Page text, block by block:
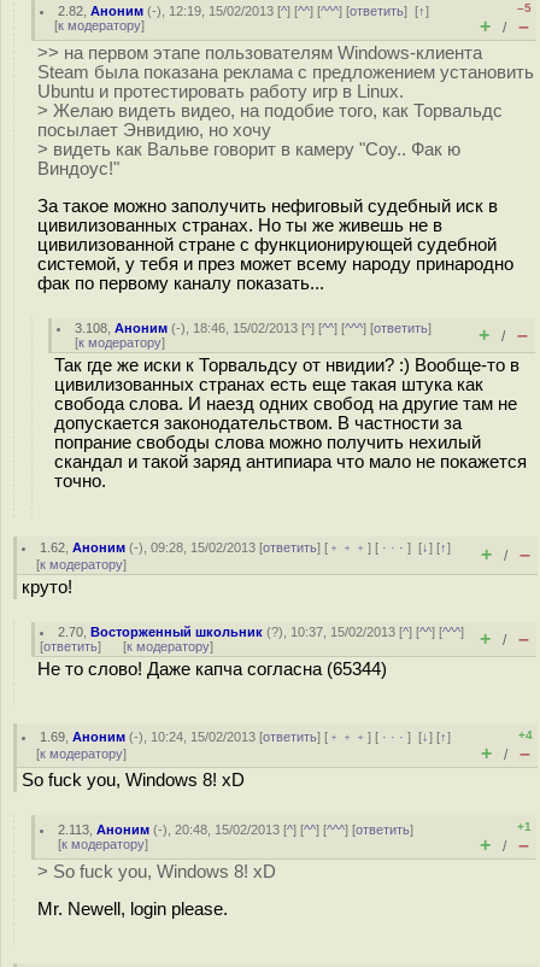
2.82 ,Аноним (-), 12:19, 15/02/2013 [^] [^^] [^^^] [ответить][↑]
[к модератору]
–5
+ / –
>> на первом этапе пользователям Windows-клиента
Steam была показана реклама с предложением установить
Ubuntu и протестировать работу игр в Linux.
> Желаю видеть видео, на подобие того, как Торвальдс
посылает Энвидию, но хочу
> видеть как Вальве говорит в камеру "Соу.. Фак ю
Виндоус!"
За такое можно заполучить нефиговый судебный иск в
цивилизованных странах. Но ты же живешь не в
цивилизованной стране с функционирующей судебной
системой, у тебя и през может всему народу принародно
фак по первому каналу показать...
3.108 ,Аноним (-), 18:46, 15/02/2013 [^] [^^] [^^^] [ответить]
[к модератору] + / –
Так где же иски к Торвальдсу от нвидии? :) Вообще-то в
цивилизованных странах есть еще такая штука как
свобода слова. И наезд одних свобод на другие там не
допускается законодательством. В частности за
попрание свободы слова можно получить нехилый
скандал и такой заряд антипиара что мало не покажется
точно.
1.62 ,Аноним (-), 09:28, 15/02/2013 [ответить] [ ﹢﹢﹢] [ · · ·][↓] [↑]
[к модератору] + / –
круто!
2.70 ,Восторженный школьник (?), 10:37, 15/02/2013 [^] [^^] [^^^]
[ответить] [к модератору] + / –
Не то слово! Даже капча согласна (65344)
1.69 ,Аноним (-), 10:24, 15/02/2013 [ответить] [ ﹢﹢﹢] [ · · ·][↓] [↑]
[к модератору]
+4
+ / –
So fuck you, Windows 8! xD
2.113 ,Аноним (-), 20:48, 15/02/2013 [^] [^^] [^^^] [ответить]
[к модератору]
+1
+ / –
> So fuck you, Windows 8! xD
Mr. Newell, login please.